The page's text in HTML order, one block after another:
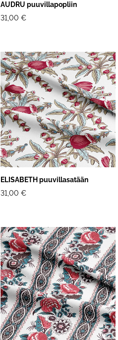
AUDRU puuvillapopliin
31,00 €
ELISABETH puuvillasatään
31,00 €